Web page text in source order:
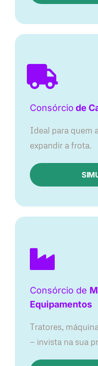
Consórcio de
Ideal para quem
expandir a frota.
Consórcio de
Equipamentos
Tratores,
— invista na sua